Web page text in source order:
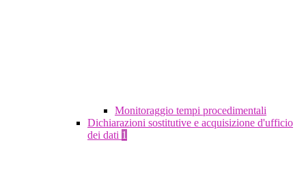
Monitoraggio tempi procedimentali
Dichiarazioni sostitutive e acquisizione d'ufficio
dei dati 1